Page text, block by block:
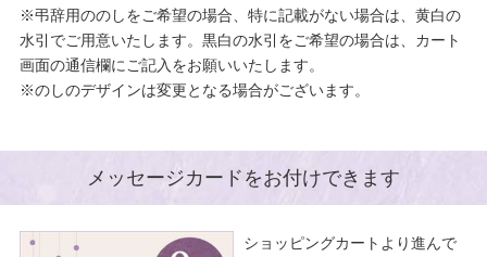
※弔辞用ののしをご希望の場合、特に記載がない場合は、黄白の
水引でご用意いたします。黒白の水引をご希望の場合は、カート
画面の通信欄にご記入をお願いいたします。
※のしのデザインは変更となる場合がございます。
メッセージカードをお付けできます
ショッピングカートより進んで